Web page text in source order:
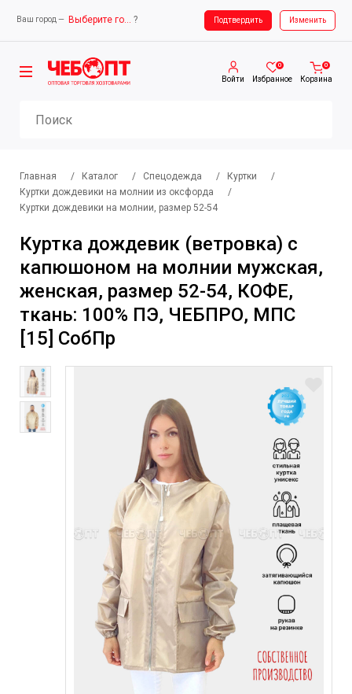
Ваш город — Выберите город ? Подтвердить Изменить
Ваш город — Выберите город
Войти
0
Избранное
0
Корзина
Главная / Каталог / Спецодежда / Куртки
/
Куртки дождевики на молнии из оксфорда
/
Куртки дождевики на молнии, размер 52-54
Куртка дождевик (ветровка) с
капюшоном на молнии мужская,
женская, размер 52-54, КОФЕ,
ткань: 100% ПЭ, ЧЕБПРО, МПС
[15] СобПр